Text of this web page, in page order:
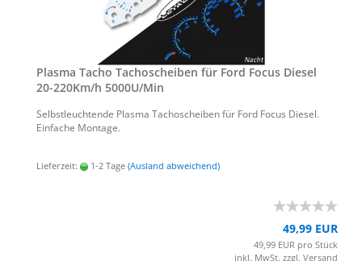
Plas­ma Tacho Ta­cho­schei­ben für Ford Focus Die­sel
20-​220Km/h 5000U/Min
Selbst­leuch­ten­de Plas­ma Ta­cho­schei­ben für Ford Focus Die­sel.
Ein­fa­che Mon­ta­ge.
Lieferzeit: 1-2 Tage (Ausland abweichend)
49,99 EUR
49,99 EUR pro Stück
inkl. MwSt. zzgl. Versand